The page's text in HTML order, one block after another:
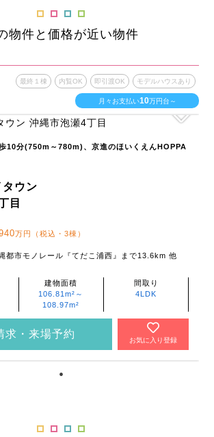
物件と価格が近い物件
最終１棟 内覧OK 即引渡OK モデルハウスあり
月々お支払い10万円台～
10分(750m～780m)、京進のほいくえんHOPPA
タウン
目
万円（税込・3棟）
都市モノレール『てだこ浦西』まで13.6km 他
建物面積
106.81m²～
108.97m²
間取り
4LDK
求・来場予約
お気に入り登録